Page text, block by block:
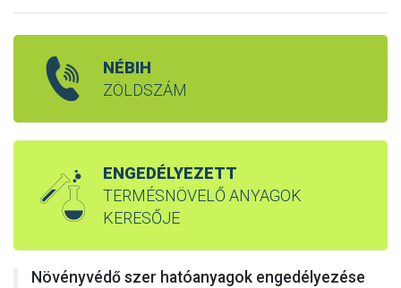
NÉBIH
ZÖLDSZÁM
ENGEDÉLYEZETT
TERMÉSNÖVELŐ ANYAGOK
KERESŐJE
Növényvédő szer hatóanyagok engedélyezése